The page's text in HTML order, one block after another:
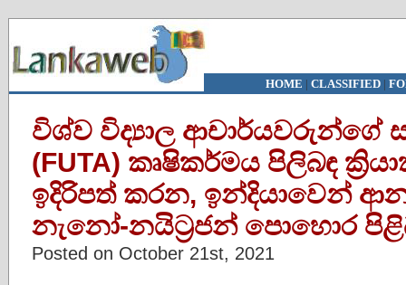
HOME | CLASSIFIED|
විශ්ව විද්‍යාල ආචාර්යවරුන්ගේ
(FUTA) කෘෂිකර්මය පිලිබඳ
ඉදිරිපත් කරන, ඉන්දියාවෙන්
නැනෝ-නයිට්‍රජන් පොහොර
Posted on October 21st, 2021